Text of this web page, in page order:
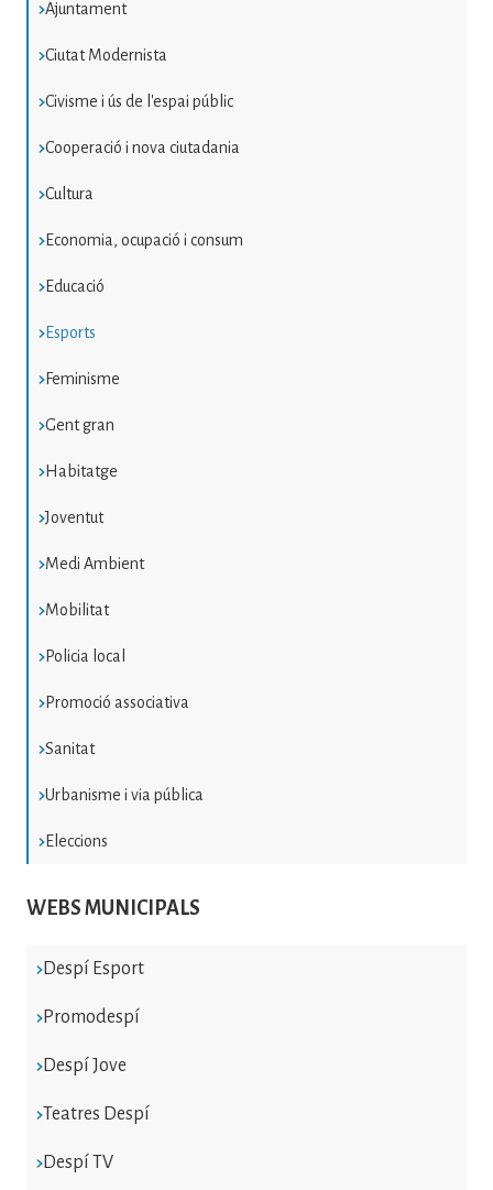
Ajuntament
Ciutat Modernista
Civisme i ús de l'espai públic
Cooperació i nova ciutadania
Cultura
Economia, ocupació i consum
Educació
Esports
Feminisme
Gent gran
Habitatge
Joventut
Medi Ambient
Mobilitat
Policia local
Promoció associativa
Sanitat
Urbanisme i via pública
Eleccions
WEBS MUNICIPALS
Despí Esport
Promodespí
Despí Jove
Teatres Despí
Despí TV